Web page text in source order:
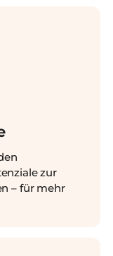
zur
– für mehr